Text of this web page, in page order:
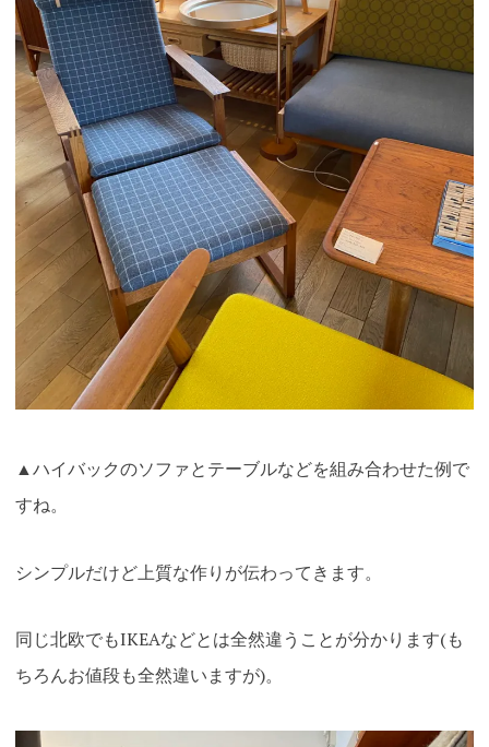
▲ハイバックのソファとテーブルなどを組み合わせた例で
すね。
シンプルだけど上質な作りが伝わってきます。
同じ北欧でもIKEAなどとは全然違うことが分かります(も
ちろんお値段も全然違いますが)。